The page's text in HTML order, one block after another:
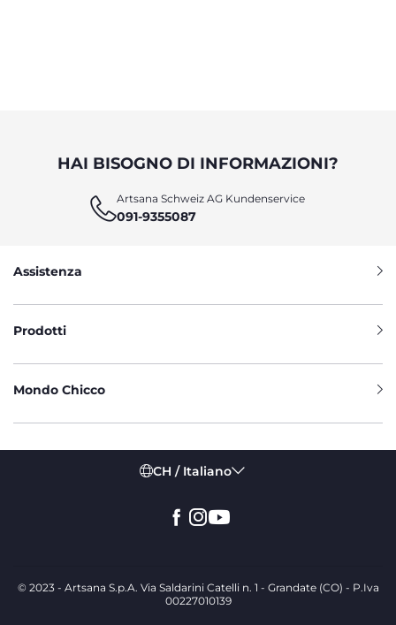
HAI BISOGNO DI INFORMAZIONI?
Artsana Schweiz AG Kundenservice
091-9355087
Assistenza
Prodotti
Mondo Chicco
CH / Italiano
© 2023 - Artsana S.p.A. Via Saldarini Catelli n. 1 - Grandate (CO) - P.Iva
00227010139